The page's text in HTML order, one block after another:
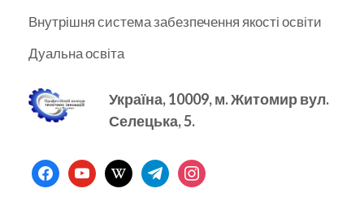
Внутрішня система забезпечення якості освіти
Дуальна освіта
Україна, 10009, м.Житомир вул.
Селецька, 5.
facebookyoutubewikipediatelegraminstagram